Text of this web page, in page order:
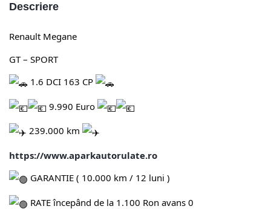
Descriere
Renault Megane
GT – SPORT
1.6 DCI 163 CP
9.990 Euro
239.000 km
https://www.aparkautorulate.ro
GARANTIE ( 10.000 km / 12 luni )
RATE începând de la 1.100 Ron avans 0